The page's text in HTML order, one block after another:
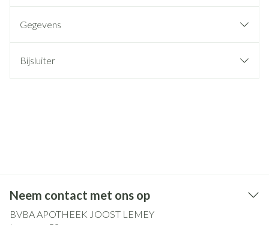
Gegevens
Bijsluiter
Neem contact met ons op
BVBA APOTHEEK JOOST LEMEY